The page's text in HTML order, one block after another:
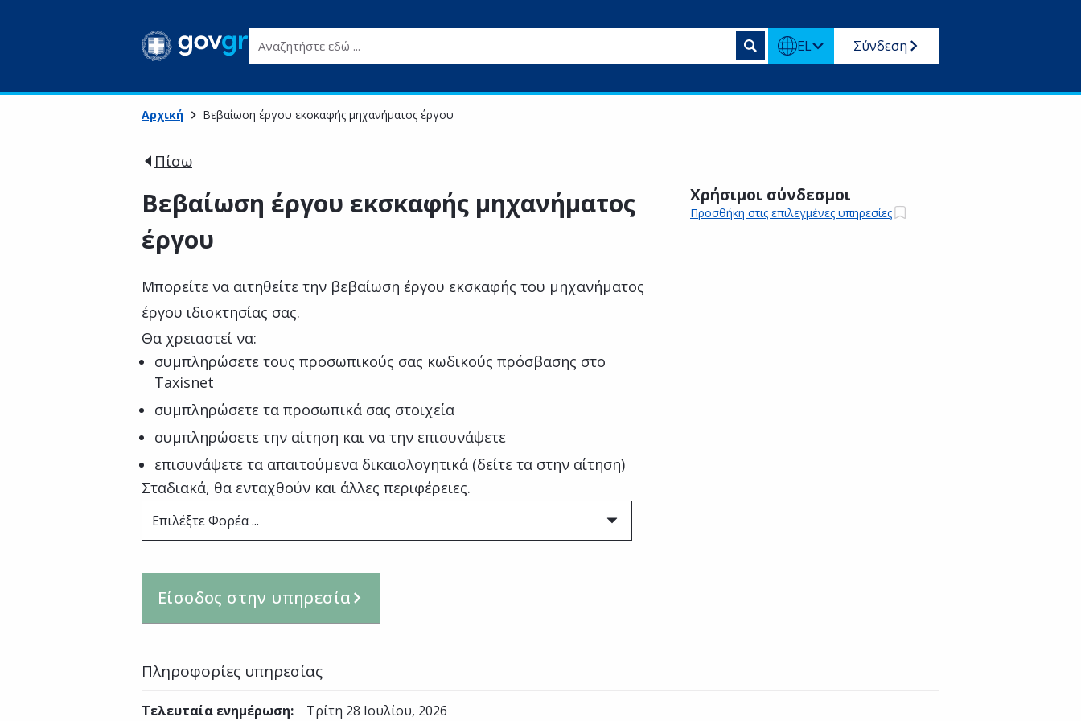
Αναζητήστε εδώ ... EL Σύνδεση
Αρχική Βεβαίωση έργου εκσκαφής μηχανήματος έργου
Πίσω
Βεβαίωση έργου εκσκαφής μηχανήματος
έργου
Μπορείτε να αιτηθείτε την βεβαίωση έργου εκσκαφής του μηχανήματος
έργου ιδιοκτησίας σας.
Θα χρειαστεί να:
συμπληρώσετε τους προσωπικούς σας κωδικούς πρόσβασης στο
Taxisnet
συμπληρώσετε τα προσωπικά σας στοιχεία
συμπληρώσετε την αίτηση και να την επισυνάψετε
επισυνάψετε τα απαιτούμενα δικαιολογητικά (δείτε τα στην αίτηση)
Σταδιακά, θα ενταχθούν και άλλες περιφέρειες.
Επιλέξτε Φορέα ...
Είσοδος στην υπηρεσία
Χρήσιμοι σύνδεσμοι
Προσθήκη στις επιλεγμένες υπηρεσίες
Πληροφορίες υπηρεσίας
Τελευταία ενημέρωση: Τρίτη 28 Ιουλίου, 2026